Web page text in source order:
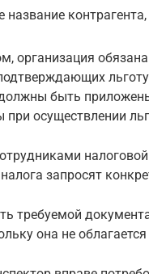
название
организация
быть
при осуществлении
запросят
требуемой
она не